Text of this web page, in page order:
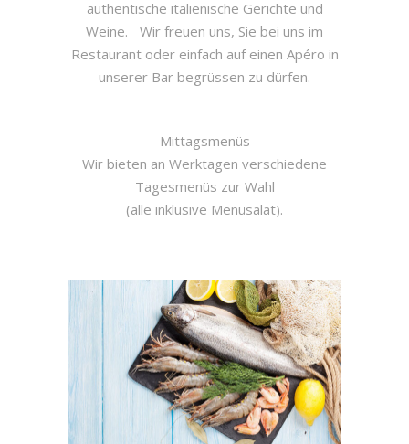
authentische italienische Gerichte und
Weine. Wir freuen uns, Sie bei uns im
Restaurant oder einfach auf einen Apéro in
unserer Bar begrüssen zu dürfen.
Mittagsmenüs
Wir bieten an Werktagen verschiedene
Tagesmenüs zur Wahl
(alle inklusive Menüsalat).